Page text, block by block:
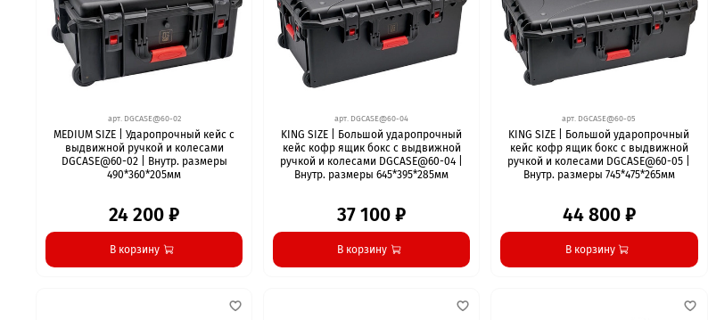
арт. DGCASE@60-02
MEDIUM SIZE | Ударопрочный кейс с
выдвижной ручкой и колесами
DGCASE@60-02 | Внутр. размеры
490*360*205мм
24 200 ₽
В корзину
арт. DGCASE@60-04
KING SIZE | Большой ударопрочный
кейс кофр ящик бокс с выдвижной
ручкой и колесами DGCASE@60-04 |
Внутр. размеры 645*395*285мм
37 100 ₽
В корзину
арт. DGCASE@60-05
KING SIZE | Большой ударопрочный
кейс кофр ящик бокс с выдвижной
ручкой и колесами DGCASE@60-05 |
Внутр. размеры 745*475*265мм
44 800 ₽
В корзину